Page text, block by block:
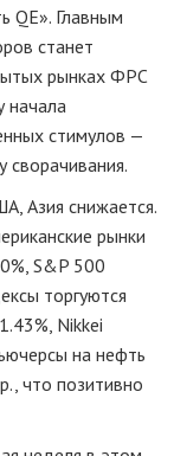
QE». Главным
станет
рынках ФРС
начала
стимулов —
сворачивания.
Азия снижается.
рынки
S&P 500
торгуются
Nikkei
на нефть
что позитивно